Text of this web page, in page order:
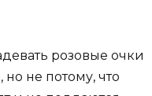
розовые очки
не потому, что